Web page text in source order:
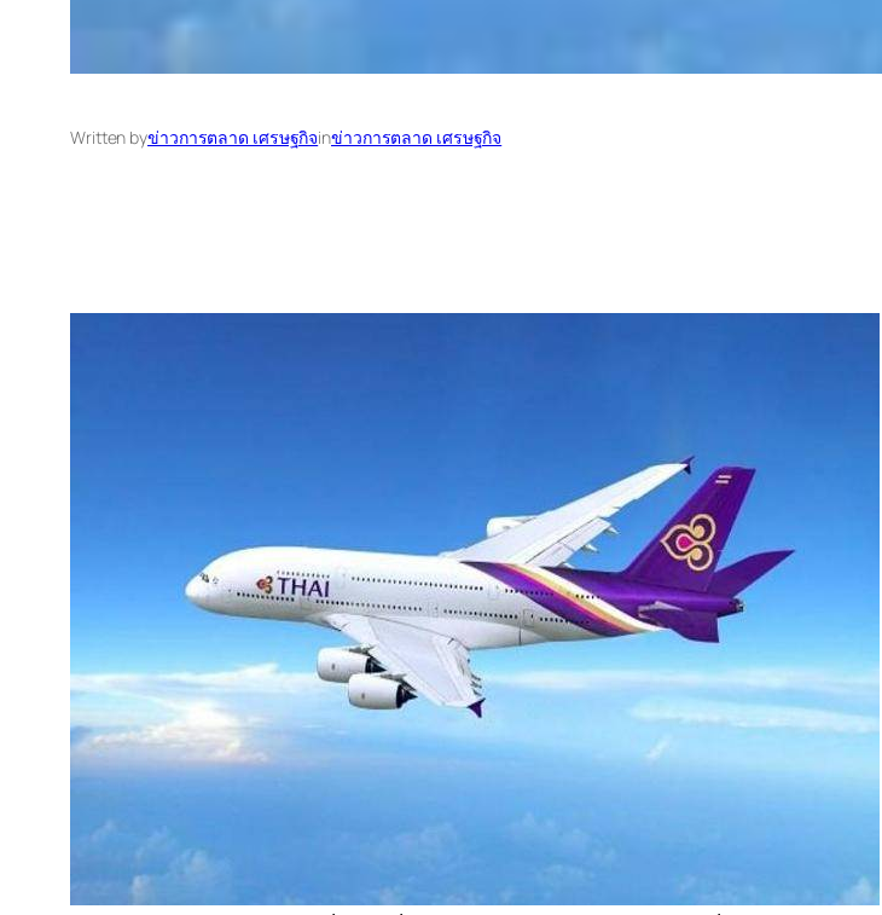
Written byข่าวการตลาด เศรษฐกิจinข่าวการตลาด เศรษฐกิจ